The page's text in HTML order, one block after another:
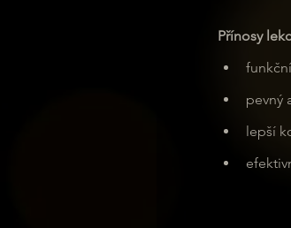
Přínosy
pevný
lepší